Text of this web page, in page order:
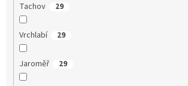
Tachov 29
Vrchlabí 29
Jaroměř 29